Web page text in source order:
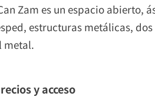
Zam es un espacio
estructuras metálicas,
metal.
y acceso